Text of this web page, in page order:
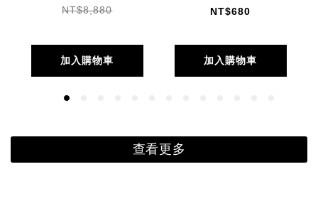
NT$8,880
加入購物車
NT$680
加入購物車
查看更多